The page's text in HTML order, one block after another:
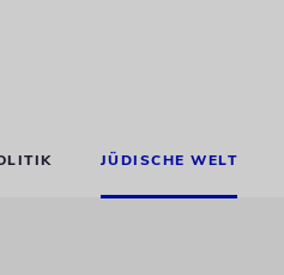
JÜDISCHE WELT